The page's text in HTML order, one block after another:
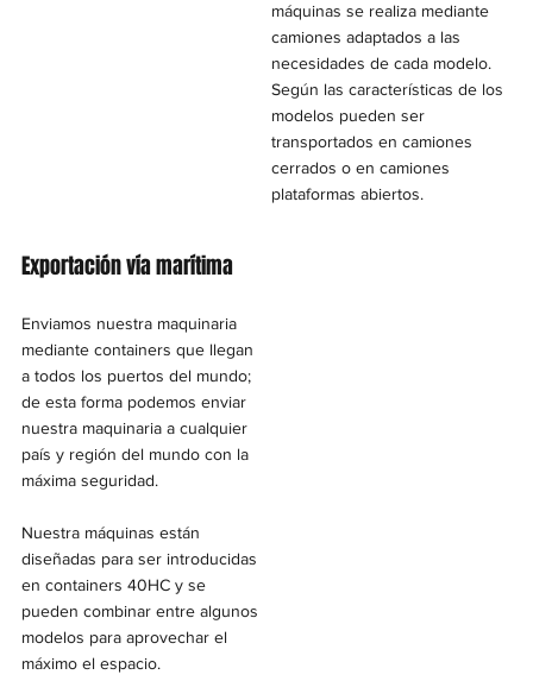
máquinas se realiza mediante
camiones adaptados a las
necesidades de cada modelo.​
Según las características de los
modelos pueden ser
transportados en camiones
cerrados o en camiones
plataformas abiertos.
Exportación vía marítima
Enviamos nuestra maquinaria
mediante containers que llegan
a todos los puertos del mundo;
de esta forma podemos enviar
nuestra maquinaria a cualquier
país y región del mundo con la
máxima seguridad.
Nuestra máquinas están
diseñadas para ser introducidas
en containers 40HC y se
pueden combinar entre algunos
modelos para aprovechar el
máximo el espacio.